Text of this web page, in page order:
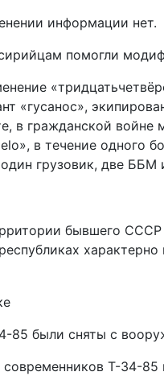
информации нет.
помогли
«гусанос»,
в гражданской
в течение
грузовик, две
бывшего
85 были сняты с
Т-34-